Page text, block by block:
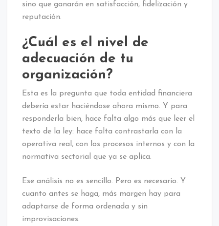
sino que ganarán en satisfacción, fidelización y
reputación.
¿Cuál es el nivel de
adecuación de tu
organización?
Esta es la pregunta que toda entidad financiera
debería estar haciéndose ahora mismo. Y para
responderla bien, hace falta algo más que leer el
texto de la ley: hace falta contrastarla con la
operativa real, con los procesos internos y con la
normativa sectorial que ya se aplica.
Ese análisis no es sencillo. Pero es necesario. Y
cuanto antes se haga, más margen hay para
adaptarse de forma ordenada y sin
improvisaciones.